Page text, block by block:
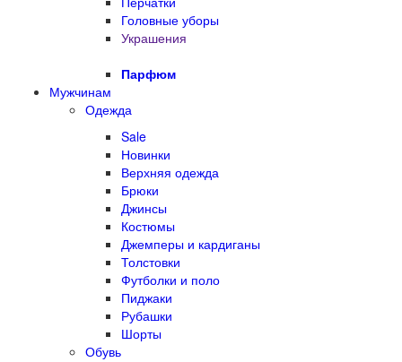
Головные уборы
Украшения
Парфюм
Мужчинам
Одежда
Sale
Новинки
Верхняя одежда
Брюки
Джинсы
Костюмы
Джемперы и кардиганы
Толстовки
Футболки и поло
Пиджаки
Рубашки
Шорты
Обувь